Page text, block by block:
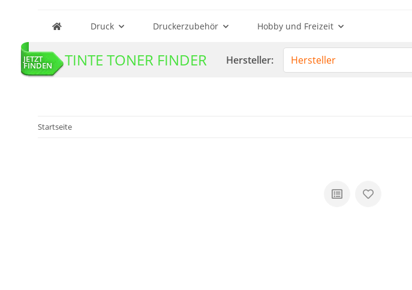
Druck Druckerzubehör Hobby und Freizeit
JETZT
FINDEN TINTE TONER FINDER Hersteller:
Startseite